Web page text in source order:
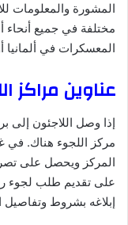
المشورة والمعلومات
مختلفة في جميع أنحاء
المعسكرات في ألمانيا
عناوين مراكز
إذا وصل اللاجئون إلى
مركز اللجوء هناك.
المركز ويحصل على
على تقديم طلب
إبلاغه بشروط وتفاصيل